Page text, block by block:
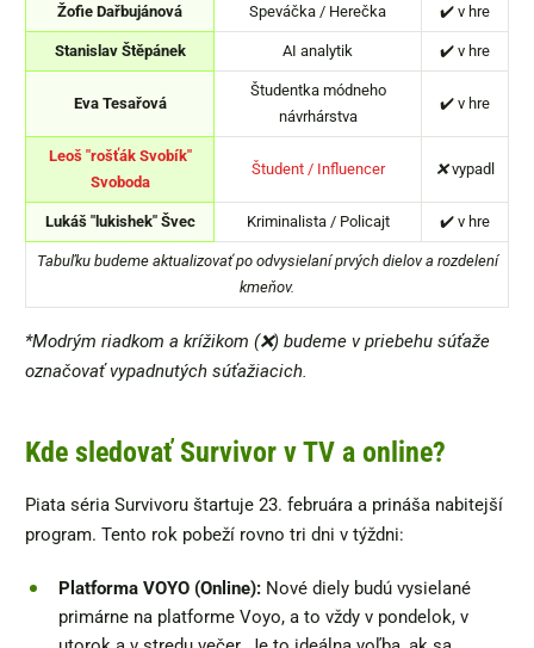
Žofie Dařbujánová Speváčka / Herečka ✔️ v hre
Stanislav Štěpánek AI analytik ✔️ v hre
Eva Tesařová
Študentka módneho
návrhárstva
✔️ v hre
Leoš "rošťák Svobík"
Svoboda
Študent / Influencer ❌vypadl
Lukáš "lukishek" Švec Kriminalista / Policajt ✔️ v hre
Tabuľku budeme aktualizovať po odvysielaní prvých dielov a rozdelení
kmeňov.
*Modrým riadkom a krížikom (❌) budeme v priebehu súťaže
označovať vypadnutých súťažiacich.
Kde sledovať Survivor v TV a online?
Piata séria Survivoru štartuje 23. februára a prináša nabitejší
program. Tento rok pobeží rovno tri dni v týždni:
Platforma VOYO (Online): Nové diely budú vysielané
primárne na platforme Voyo, a to vždy v pondelok, v